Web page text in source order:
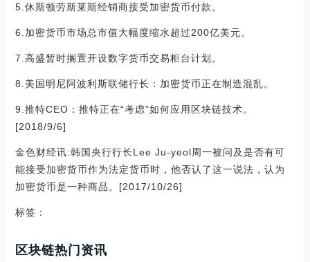
5.休斯顿劳斯莱斯经销商接受加密货币付款。
6.加密货币市场总市值大幅度缩水超过200亿美元。
7.高盛暂时搁置开设数字货币交易柜台计划。
8.美国明尼阿波利斯联储行长：加密货币正在制造混乱。
9.推特CEO：推特正在“考虑”如何应用区块链技术。
[2018/9/6]
金色财经讯:韩国央行行长Lee Ju-yeol周一被问及是否有可
能接受加密货币作为法定货币时，他否认了这一说法，认为
加密货币是一种商品。[2017/10/26]
标签：
区块链热门资讯